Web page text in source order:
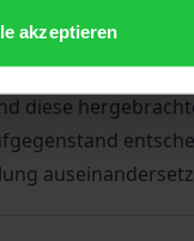
akzeptierenstellen sich
Nacherfüllung
diese